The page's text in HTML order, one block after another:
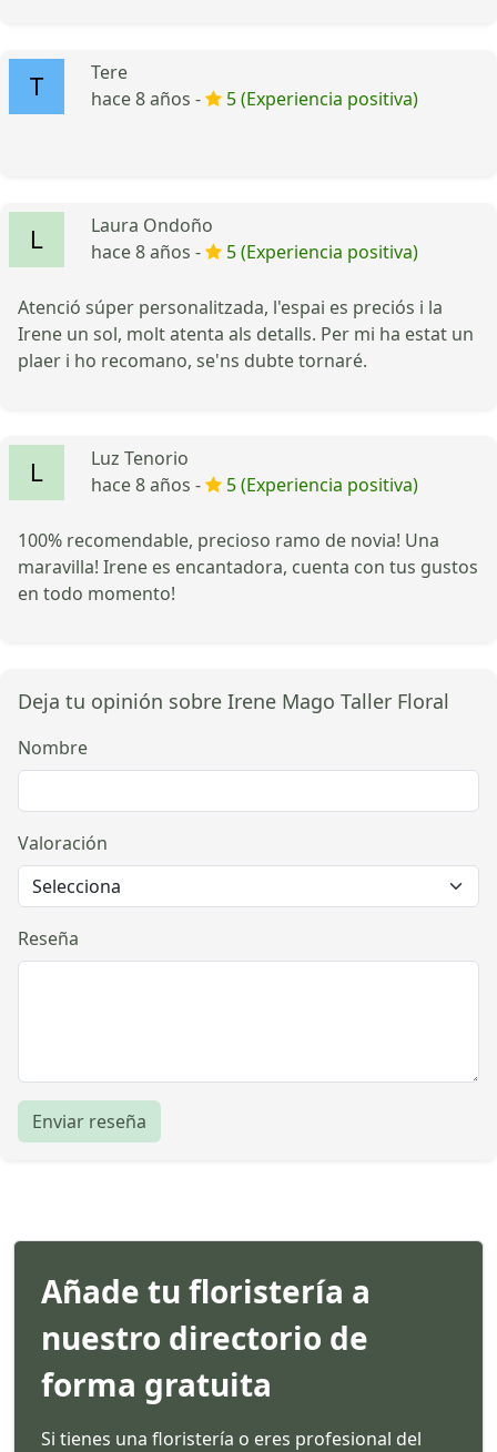
Tere
hace 8 años -
5 (Experiencia positiva)
Laura Ondoño
hace 8 años -
5 (Experiencia positiva)
Atenció súper personalitzada, l'espai es preciós i la
Irene un sol, molt atenta als detalls. Per mi ha estat un
plaer i ho recomano, se'ns dubte tornaré.
Luz Tenorio
hace 8 años -
5 (Experiencia positiva)
100% recomendable, precioso ramo de novia! Una
maravilla! Irene es encantadora, cuenta con tus gustos
en todo momento!
Deja tu opinión sobre Irene Mago Taller Floral
Nombre
Valoración
Reseña
Enviar reseña
Añade tu floristería a
nuestro directorio de
forma gratuita
Si tienes una floristería o eres profesional del